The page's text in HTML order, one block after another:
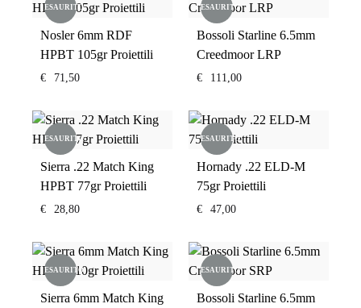
ESAURITO
Nosler 6mm RDF
HPBT 105gr Proiettili
€ 71,50
ESAURITO
Bossoli Starline 6.5mm
Creedmoor LRP
€ 111,00
ESAURITO
Sierra .22 Match King
HPBT 77gr Proiettili
€ 28,80
ESAURITO
Hornady .22 ELD-M
75gr Proiettili
€ 47,00
ESAURITO
Sierra 6mm Match King
ESAURITO
Bossoli Starline 6.5mm